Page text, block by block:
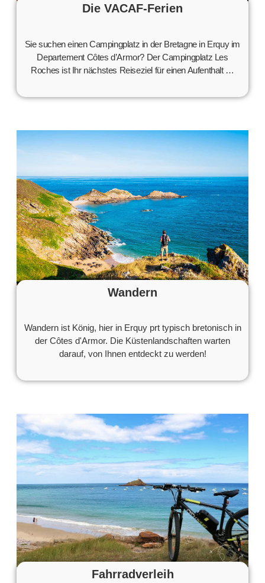
Die VACAF-Ferien
Sie suchen einen Campingplatz in der Bretagne in Erquy im
Departement Côtes d’Armor? Der Campingplatz Les
Roches ist Ihr nächstes Reiseziel für einen Aufenthalt …
Wandern
Wandern ist König, hier in Erquy prt typisch bretonisch in
der Côtes d'Armor. Die Küstenlandschaften warten
darauf, von Ihnen entdeckt zu werden!
Fahrradverleih